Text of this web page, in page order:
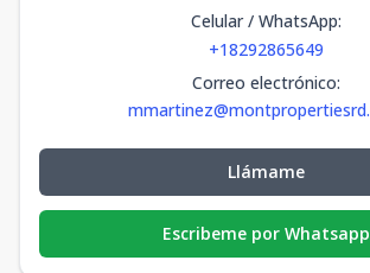
Celular / WhatsApp:
+18292865649
Correo electrónico:
Llámame
Escribeme por Whatsapp